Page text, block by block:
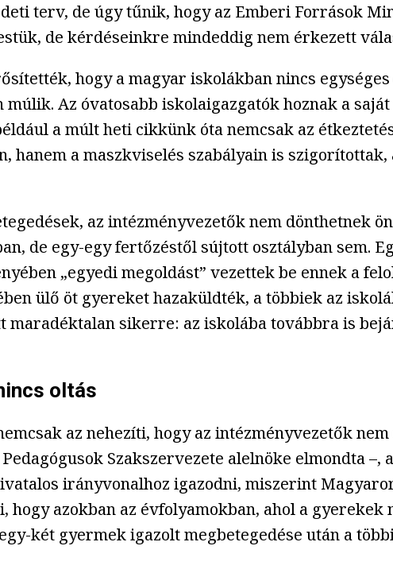
terv, de úgy tűnik, hogy az Emberi Források
de kérdéseinkre mindeddig nem érkezett
hogy a magyar iskolákban nincs
Az óvatosabb iskolaigazgatók hoznak a
a múlt heti cikkünk óta nemcsak az
hanem a maszkviselés szabályain is
az intézményvezetők nem dönthetnek
de egy-egy fertőzéstől sújtott osztályban sem.
„egyedi megoldást” vezettek be ennek a
ülő öt gyereket hazaküldték, a többiek az
maradéktalan sikerre: az iskolába továbbra is
oltás
az nehezíti, hogy az intézményvezetők
Szakszervezete alelnöke elmondta
irányvonalhoz igazodni, miszerint
hogy azokban az évfolyamokban, ahol a
két gyermek igazolt megbetegedése után a